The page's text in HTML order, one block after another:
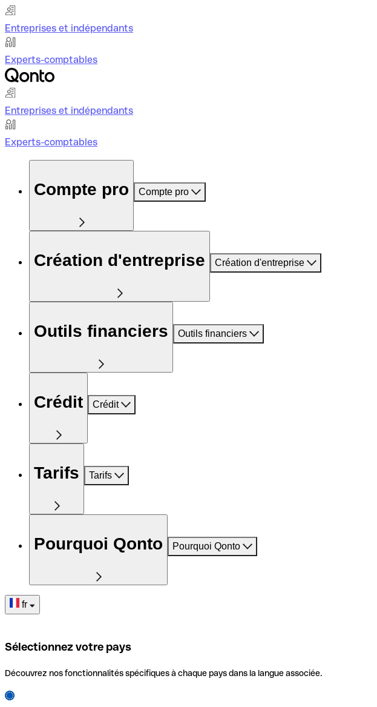
Entreprises et indépendants
Experts-comptables
Entreprises et indépendants
Experts-comptables
Compte pro Compte pro
Création d'entreprise Création d'entreprise
Outils financiers Outils financiers
Crédit Crédit
Tarifs Tarifs
Pourquoi Qonto Pourquoi Qonto
fr
Sélectionnez votre pays
Découvrez nos fonctionnalités spécifiques à chaque pays dans la langue associée.